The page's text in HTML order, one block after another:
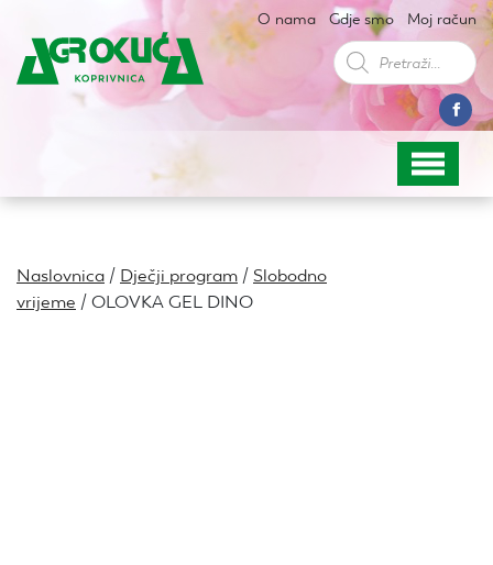
O nama Gdje smo Moj račun
Products
search
Naslovnica / Dječji program /Slobodno
vrijeme / OLOVKA GEL DINO